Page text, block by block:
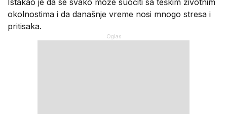
okolnostima i da današnje vreme nosi mnogo stresa i
pritisaka.